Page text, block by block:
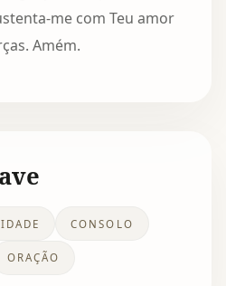
me com Teu amor
Amém.
CONSOLO
ORAÇÃO